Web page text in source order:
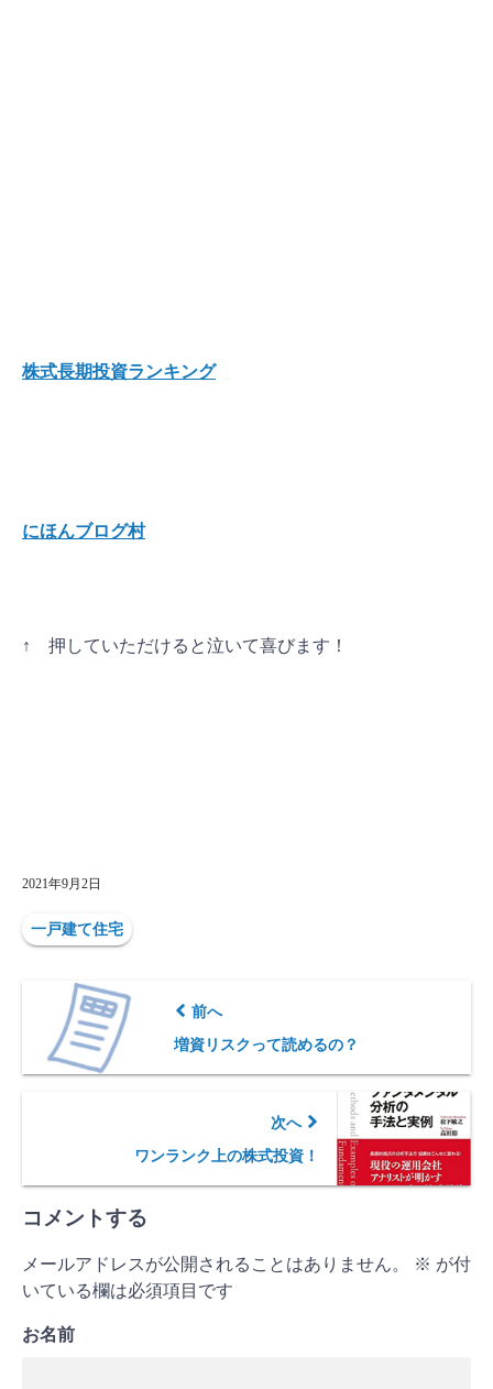
株式長期投資ランキング
にほんブログ村
↑ 押していただけると泣いて喜びます ！
2021年9月2日
一戸建て住宅
前へ
増資リスクって読めるの？
次へ
ワンランク上の株式投資！
コメントする
メールアドレスが公開されることはありません。 ※ が付
いている欄は必須項目です
お名前